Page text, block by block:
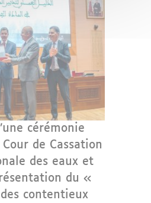
cérémonie
de Cassation
des eaux et
du «
contentieux